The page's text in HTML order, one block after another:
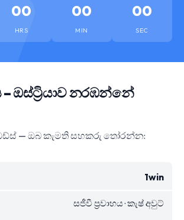
00
HRS
00
MIN
00
SEC
ඔස්ට්‍රියාව නරඹන්නේ
ඔඩ්ස් — ඔබ කැමති සහකරු තෝරන්න:
1win
සජීවී ප්‍රවාහය · කැෂ් අවුට්